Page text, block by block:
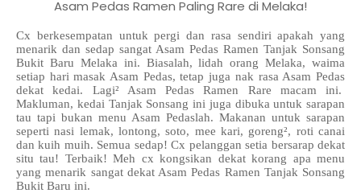
Asam Pedas Ramen Paling Rare di Melaka!
Cx berkesempatan untuk pergi dan rasa sendiri apakah yang
menarik dan sedap sangat Asam Pedas Ramen Tanjak Sonsang
Bukit Baru Melaka ini. Biasalah, lidah orang Melaka, waima
setiap hari masak Asam Pedas, tetap juga nak rasa Asam Pedas
dekat kedai. Lagi² Asam Pedas Ramen Rare macam ini.
Makluman, kedai Tanjak Sonsang ini juga dibuka untuk sarapan
tau tapi bukan menu Asam Pedaslah. Makanan untuk sarapan
seperti nasi lemak, lontong, soto, mee kari, goreng², roti canai
dan kuih muih. Semua sedap! Cx pelanggan setia bersarap dekat
situ tau! Terbaik! Meh cx kongsikan dekat korang apa menu
yang menarik sangat dekat Asam Pedas Ramen Tanjak Sonsang
Bukit Baru ini.